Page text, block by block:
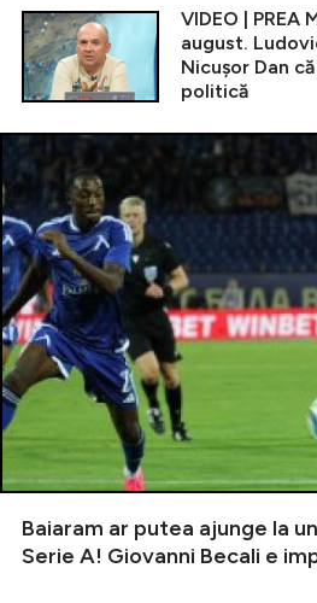
VIDEO | PREA
august.
Nicușor Dan
politică
Baiaram ar putea ajunge la
Serie A! Giovanni Becali e